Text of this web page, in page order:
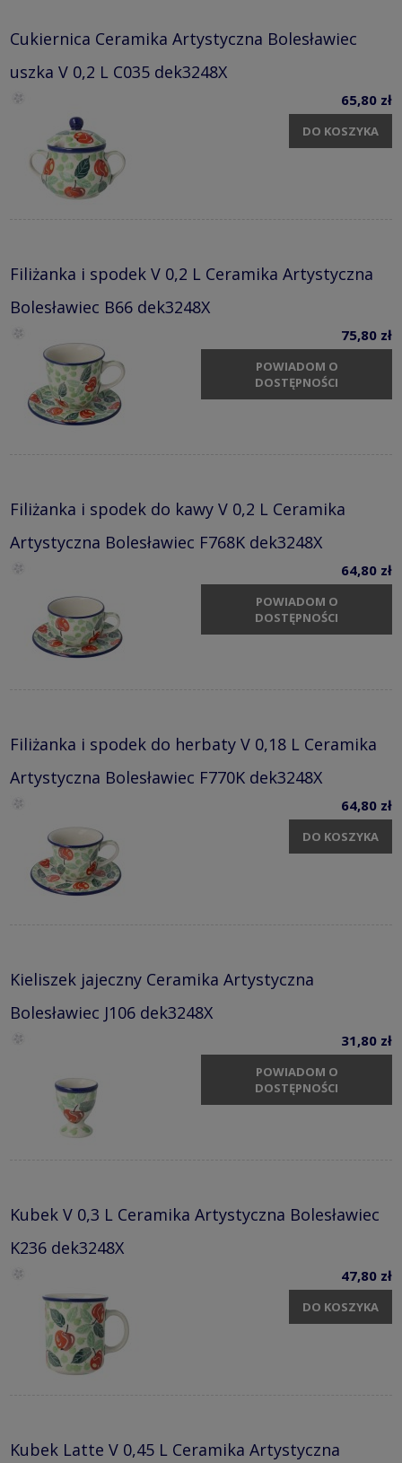
Cukiernica Ceramika Artystyczna Bolesławiec
uszka V 0,2 L C035 dek3248X
65,80 zł
DO KOSZYKA
Filiżanka i spodek V 0,2 L Ceramika Artystyczna
Bolesławiec B66 dek3248X
75,80 zł
POWIADOM O
DOSTĘPNOŚCI
Filiżanka i spodek do kawy V 0,2 L Ceramika
Artystyczna Bolesławiec F768K dek3248X
64,80 zł
POWIADOM O
DOSTĘPNOŚCI
Filiżanka i spodek do herbaty V 0,18 L Ceramika
Artystyczna Bolesławiec F770K dek3248X
64,80 zł
DO KOSZYKA
Kieliszek jajeczny Ceramika Artystyczna
Bolesławiec J106 dek3248X
31,80 zł
POWIADOM O
DOSTĘPNOŚCI
Kubek V 0,3 L Ceramika Artystyczna Bolesławiec
K236 dek3248X
47,80 zł
DO KOSZYKA
Kubek Latte V 0,45 L Ceramika Artystyczna